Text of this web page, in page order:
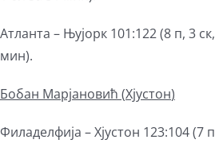
Атланта – Њујорк 101:122 (8 п, 3
мин).
Бобан Марјановић (Хјустон)
Филаделфија – Хјустон 123:104 (7